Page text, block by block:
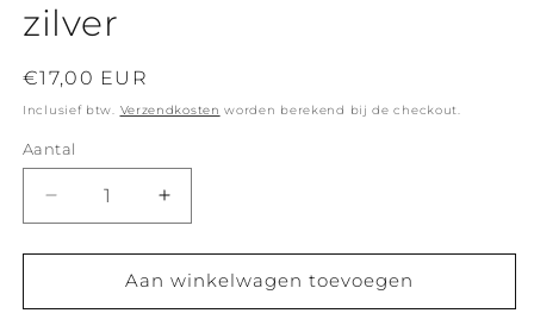
zilver
Normale
prijs
€17,00 EUR
Inclusief btw. Verzendkosten worden berekend bij de checkout.
Aantal
Aantal
verlagen
voor
oorbellen
Aantal
verhogen
voor
Ava
oorbellen
Aan winkelwagen toevoegen